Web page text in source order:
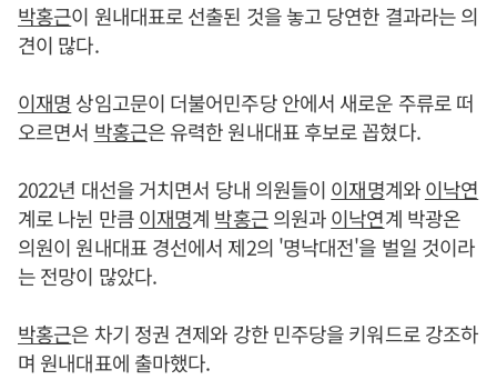
박홍근이 원내대표로 선출된 것을 놓고 당연한 결과라는 의
견이 많다.
이재명 상임고문이 더불어민주당 안에서 새로운 주류로 떠
오르면서 박홍근은 유력한 원내대표 후보로 꼽혔다.
2022년 대선을 거치면서 당내 의원들이 이재명계와이낙연
계로 나뉜 만큼이재명계 박홍근의원과이낙연계 박광온
의원이 원내대표 경선에서 제2의 '명낙대전'을 벌일 것이라
는 전망이 많았다.
박홍근은 차기 정권 견제와 강한 민주당을 키워드로 강조하
며 원내대표에 출마했다.